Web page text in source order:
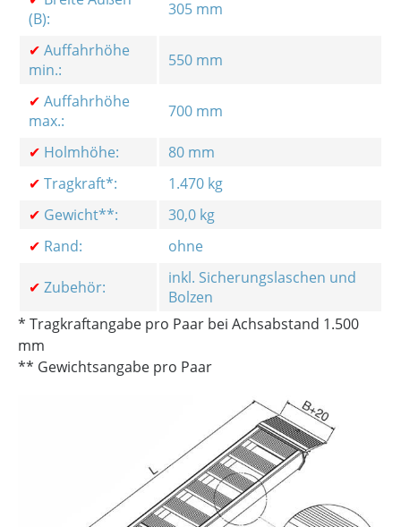
(B):
305 mm
✔ Auffahrhöhe
min.:
550 mm
✔ Auffahrhöhe
max.:
700 mm
✔ Holmhöhe:
80 mm
✔ Tragkraft*:
1.470 kg
✔ Gewicht**:
30,0 kg
✔ Rand: ohne
✔ Zubehör:
inkl. Sicherungslaschen und
Bolzen
* Tragkraftangabe pro Paar bei Achsabstand 1.500
mm
** Gewichtsangabe pro Paar